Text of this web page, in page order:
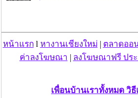
“ตรีนุช” เปิดตัวระบบ “e-
แรงงานต่างด้าวออนไลน์ ให้
ประเทศ เริ่ม 13 ต.ค. นี้
คพ. เผยผลตรวจคุณภาพน้ำแ
แม่น้ำรวก-แม่น้ำโขง พื้นที่เชีย
หน้าแรก l หางานเชียงใหม่ | ตลาดออ
ค่าลงโฆษณา | ลงโฆษณาฟรี ปร
เพื่อนบ้านเราทั้งหมด วิ